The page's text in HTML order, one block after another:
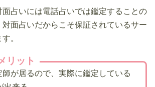
占いには電話占いでは鑑定することの
面占いだからこそ保証されているサー
。
リット
師が居るので、実際に鑑定している